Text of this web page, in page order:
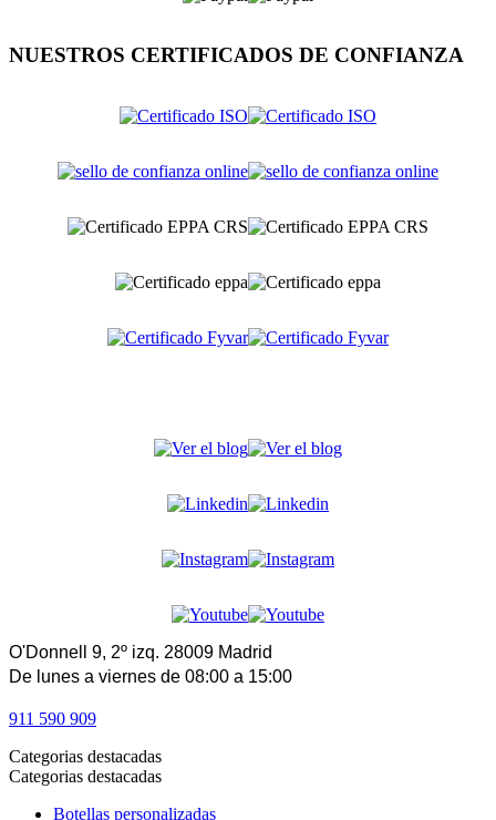
NUESTROS CERTIFICADOS DE CONFIANZA
O'Donnell 9, 2º izq. 28009 Madrid
De lunes a viernes de 08:00 a 15:00
911 590 909
Categorias destacadas
Categorias destacadas
Botellas personalizadas